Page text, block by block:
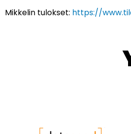
Mikkelin tulokset: https://